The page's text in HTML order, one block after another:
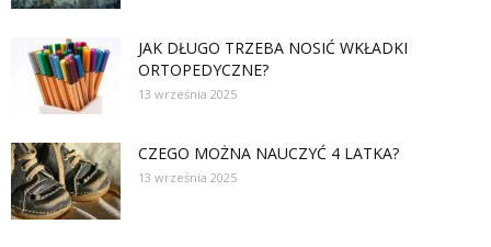
JAK DŁUGO TRZEBA NOSIĆ WKŁADKI
ORTOPEDYCZNE?
13 września 2025
CZEGO MOŻNA NAUCZYĆ 4 LATKA?
13 września 2025